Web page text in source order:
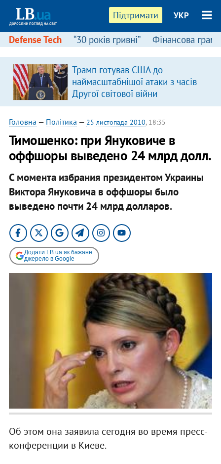
Підтримати УКР
Defense Tech “30 років гривні” Фінансова
Трамп готував США до
наймасштабнішої атаки з часів
Другої світової війни
Головна — Політика — 25 листопада 2010, 18:35
Тимошенко: при Януковиче в
оффшоры выведено 24 млрд долл.
С момента избрания президентом Украины
Виктора Януковича в оффшоры было
выведено почти 24 млрд долларов.
Додати LB.ua як бажане
джерело в Google
Об этом она заявила сегодня во время пресс-
конференции в Киеве.